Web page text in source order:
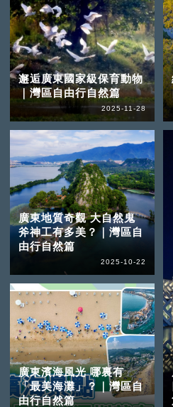
邂逅廣東國家級保育動物
｜灣區自由行自然篇
2025-11-28
廣東地質奇觀 大自然鬼
斧神工有多美？｜灣區自
由行自然篇
2025-10-22
廣東濱海風光 哪裏有
「最美海灘」？｜灣區自
由行自然篇